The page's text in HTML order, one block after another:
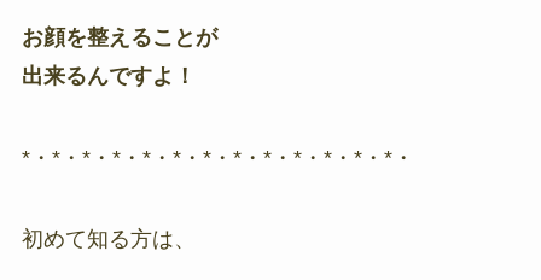
お顔を整えることが
出来るんですよ ！
*・*・*・*・*・*・*・*・*・*・*・*・*・
初めて知る方は、